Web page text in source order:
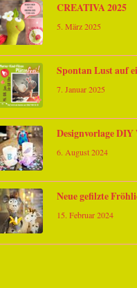
CREATIVA 2025
5. März 2025
Spontan Lust auf
7. Januar 2025
Designvorlage
6. August 2024
Neue gefilzte
15. Februar 2024